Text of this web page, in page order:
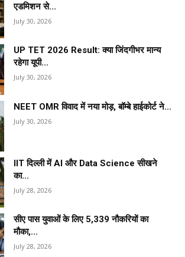
एडमिशन से...
July 30, 2026
UP TET 2026 Result: क्या जिंदगीभर मान्य
रहेगा यूपी...
July 30, 2026
NEET OMR विवाद में नया मोड़, बॉम्बे हाईकोर्ट ने...
July 30, 2026
IIT दिल्ली में AI और Data Science सीखने
का...
July 28, 2026
सीए पास युवाओं के लिए 5,339 नौकरियों का
मौका,...
July 28, 2026